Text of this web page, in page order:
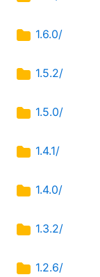
1.6.0/
1.5.2/
1.5.0/
1.4.1/
1.4.0/
1.3.2/
1.2.6/